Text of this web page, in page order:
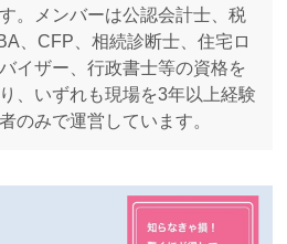
。メンバーは公認会計士、税
、CFP、相続診断士、住宅ロ
イザー、行政書士等の資格を
、いずれも現場を3年以上経験
のみで運営しています。